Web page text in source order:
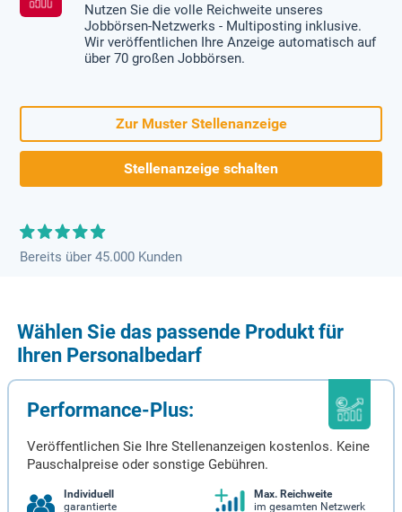
Nutzen Sie die volle Reichweite unseres
Jobbörsen-Netzwerks - Multiposting inklusive.
Wir veröffentlichen Ihre Anzeige automatisch auf
über 70 großen Jobbörsen.
Zur Muster Stellenanzeige
Stellenanzeige schalten
Bereits über 45.000 Kunden
Wählen Sie das passende Produkt für
Ihren Personalbedarf
Performance-Plus:
Veröffentlichen Sie Ihre Stellenanzeigen kostenlos. Keine
Pauschalpreise oder sonstige Gebühren.
Individuell
garantierte
Max. Reichweite
im gesamten Netzwerk